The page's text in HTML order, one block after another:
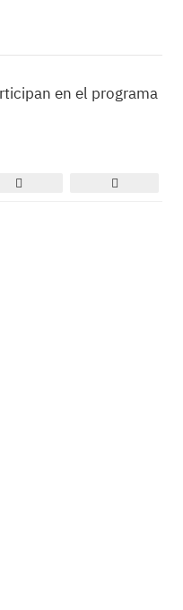
en el programa